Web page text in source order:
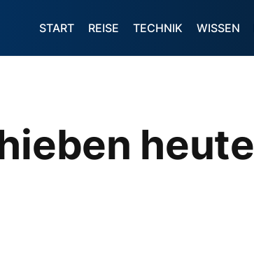
START REISE TECHNIK WISSEN
heute